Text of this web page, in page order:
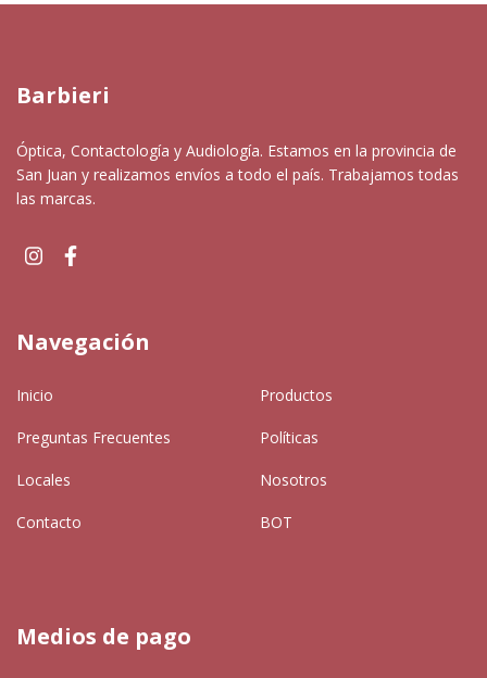
Barbieri
Óptica, Contactología y Audiología. Estamos en la provincia de
San Juan y realizamos envíos a todo el país. Trabajamos todas
las marcas.
Navegación
Inicio Productos
Preguntas Frecuentes Políticas
Locales Nosotros
Contacto BOT
Medios de pago